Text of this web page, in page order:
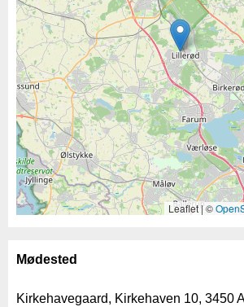
Leaflet | ©
Mødested
Kirkehavegaard, Kirkehaven 10, 3450